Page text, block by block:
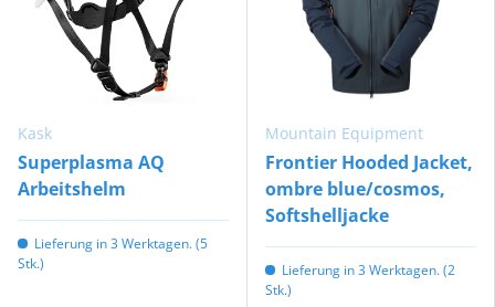
Kask
Superplasma AQ
Arbeitshelm
Lieferung in 3 Werktagen. (5
Stk.)
Mountain Equipment
Frontier Hooded Jacket,
ombre blue/cosmos,
Softshelljacke
Lieferung in 3 Werktagen. (2
Stk.)